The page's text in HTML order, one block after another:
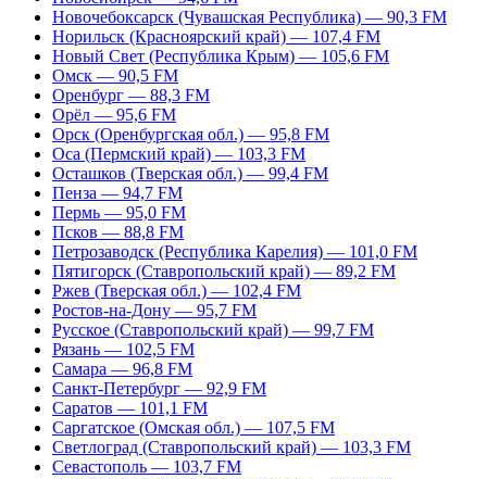
Новочебоксарск (Чувашская Республика) — 90,3 FM
Норильск (Красноярский край) — 107,4 FM
Новый Свет (Республика Крым) — 105,6 FM
Омск — 90,5 FM
Оренбург — 88,3 FM
Орёл — 95,6 FM
Орск (Оренбургская обл.) — 95,8 FM
Оса (Пермский край) — 103,3 FM
Осташков (Тверская обл.) — 99,4 FM
Пенза — 94,7 FM
Пермь — 95,0 FM
Псков — 88,8 FM
Петрозаводск (Республика Карелия) — 101,0 FM
Пятигорск (Ставропольский край) — 89,2 FM
Ржев (Тверская обл.) — 102,4 FM
Ростов-на-Дону — 95,7 FM
Русское (Ставропольский край) — 99,7 FM
Рязань — 102,5 FM
Самара — 96,8 FM
Санкт-Петербург — 92,9 FM
Саратов — 101,1 FM
Саргатское (Омская обл.) — 107,5 FM
Светлоград (Ставропольский край) — 103,3 FM
Севастополь — 103,7 FM